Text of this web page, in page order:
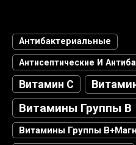
Антибактериальные
Антисептические И
Витамин С
Витамины Группы В
Витамины Группы